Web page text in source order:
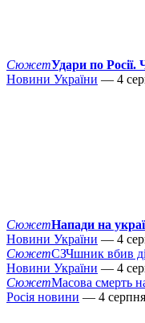
СюжетУдари по Росії.
Новини України — 4
СюжетНапади на
Новини України — 4
СюжетСЗЧшник вбив
Новини України — 4
СюжетМасова смерть
Росія новини — 4